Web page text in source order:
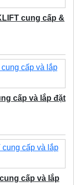
cung cấp &
cấp và lắp đặt
cấp và lắp